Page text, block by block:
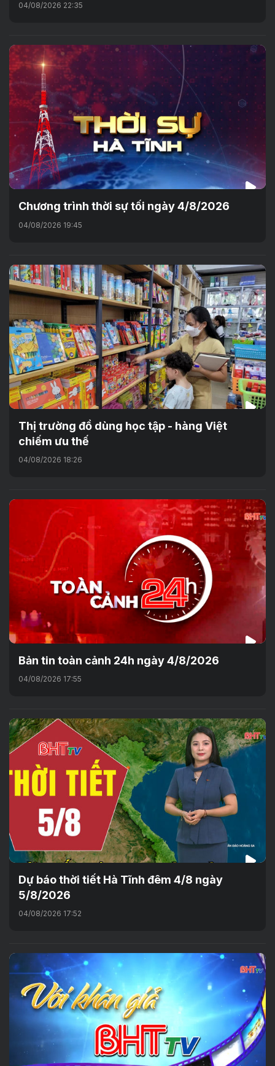
04/08/2026 22:35
Chương trình thời sự tối ngày 4/8/2026
04/08/2026 19:45
Thị trường đồ dùng học tập - hàng Việt
chiếm ưu thế
04/08/2026 18:26
Bản tin toàn cảnh 24h ngày 4/8/2026
04/08/2026 17:55
Dự báo thời tiết Hà Tĩnh đêm 4/8 ngày
5/8/2026
04/08/2026 17:52